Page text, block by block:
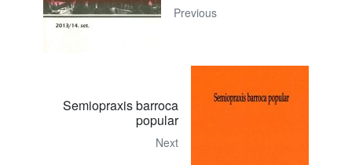
Previous
Semiopraxis barroca
popular
Next